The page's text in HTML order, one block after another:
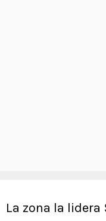
La zona la lidera